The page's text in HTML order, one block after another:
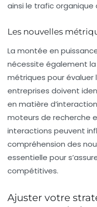
ainsi le trafic
Les nouvelles
La montée en
nécessite également
métriques pour évaluer
entreprises doivent
en matière
moteurs de recherche
interactions peuvent
compréhension des
essentielle pour
compétitives.
Ajuster votre